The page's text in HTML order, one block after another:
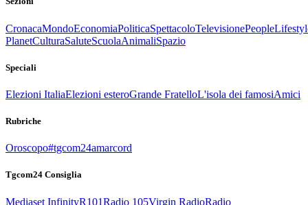
CronacaMondoEconomiaPoliticaSpettacoloTelevisionePeople
PlanetCulturaSaluteScuolaAnimaliSpazio
Speciali
Elezioni ItaliaElezioni esteroGrande FratelloL'isola dei famosiAmici
Rubriche
Oroscopo#tgcom24amarcord
Tgcom24 Consiglia
Mediaset InfinityR101Radio 105Virgin RadioRadio